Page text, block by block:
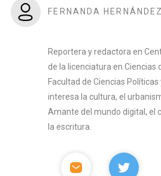
FERNANDA HERNÁNDEZ
Reportera y redactora en
de la licenciatura en Ciencias
Facultad de Ciencias
interesa la cultura, el
Amante del mundo digital, el
la escritura.